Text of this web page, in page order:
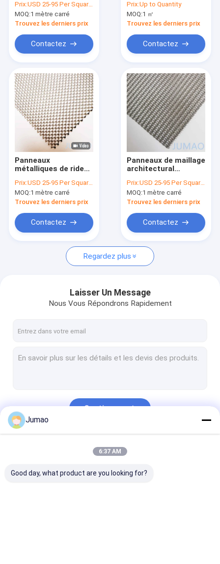
Produits
A propos de nous
Visite d'usine
Contrôle de la qualité
nouvelles
Tous les cas
Demande de soumission
rideau d'eau en acier inoxydable
Rideaux en treillis métalliques
Diviseur de salle en treillis métallique
Rideaux en paillettes métalliques
Insert de maillage de cabinet
extérieure de maille
en métal variable
Prix:USD 25-95 Per Square Meter
MOQ:1 mètre carré
Trouvez les derniers prix
Contactez
décoratifs en treillis
métallique perforé
Panneau résistant à
artistique
Prix:Up to Quantity
MOQ:1 ㎡
Trouvez les derniers prix
Contactez
Panneaux
métalliques de rideau
architecturaux en
bobine ODM pour
séparateur d'espace
Prix:USD 25-95 Per Square Meter
MOQ:1 mètre carré
Trouvez les derniers prix
Contactez
Panneaux de maillage
architectural
revêtu de chrome
Construction
Prix:USD 25-95 Per Square Meter
MOQ:1 mètre carré
Trouvez les derniers prix
Contactez
Regardez plus
Laisser Un Message
Nous Vous Répondrons Rapidement
Continuer
Jumao
6:37 AM
Good day, what product are you looking for?